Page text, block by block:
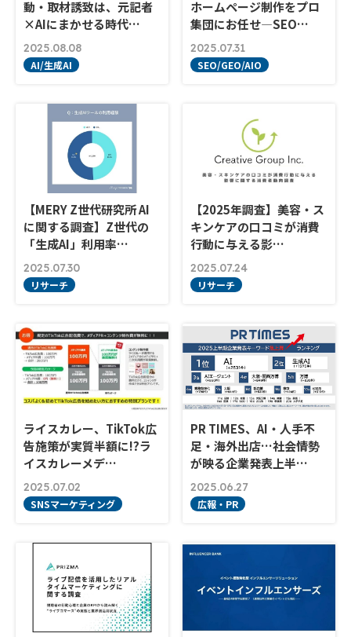
動・取材誘致は、元記者
×AIにまかせる時代…
2025.08.08
AI/生成AI
ホームページ制作をプロ
集団にお任せ―SEO…
2025.07.31
SEO/GEO/AIO
【MERY Z世代研究所 AI
に関する調査】Z世代の
「生成AI」利用率…
2025.07.30
リサーチ
【2025年調査】美容・ス
キンケアの口コミが消費
行動に与える影…
2025.07.24
リサーチ
ライスカレー、TikTok広
告施策が実質半額に!?ラ
イスカレーメデ…
2025.07.02
SNSマーケティング
PR TIMES、AI・人手不
足・海外出店…社会情勢
が映る企業発表上半…
2025.06.27
広報・PR